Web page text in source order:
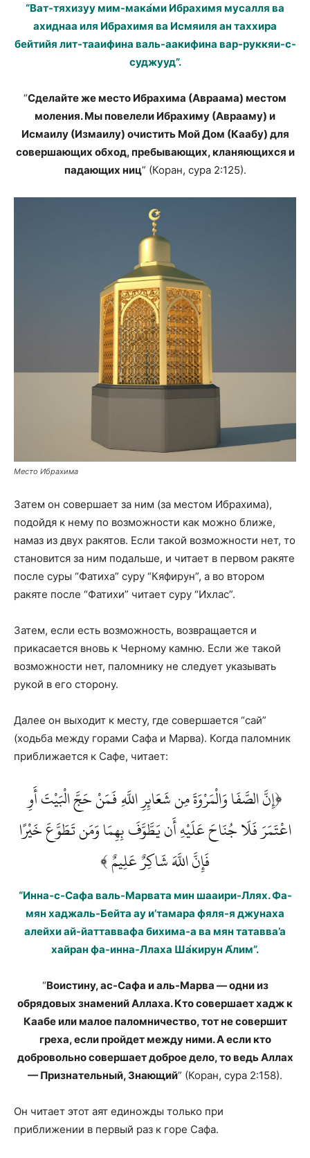
“Ват-тяхизуу мим-мака́ми Ибрахимя мусалля ва
ахиднаа иля Ибрахимя ва Исмяиля ан таххира
бейтийя лит-тааифина валь-аакифина вар-руккяи-с-
суджууд”.
“Сделайте же место Ибрахима (Авраама) местом
моления. Мы повелели Ибрахиму (Аврааму) и
Исмаилу (Измаилу) очистить Мой Дом (Каабу) для
совершающих обход, пребывающих, кланяющихся и
падающих ниц” (Коран, сура 2:125).
Место Ибрахима
Затем он совершает за ним (за местом Ибрахима),
подойдя к нему по возможности как можно ближе,
намаз из двух ракятов. Если такой возможности нет, то
становится за ним подальше, и читает в первом ракяте
после суры “Фатиха” суру “Кяфирун”, а во втором
ракяте после “Фатихи” читает суру “Ихлас”.
Затем, если есть возможность, возвращается и
прикасается вновь к Черному камню. Если же такой
возможности нет, паломнику не следует указывать
рукой в его сторону.
Далее он выходит к месту, где совершается “сай”
(ходьба между горами Сафа и Марва). Когда паломник
приближается к Сафе, читает:
﴿إِنَّ الصَّفَا وَالْمَرْوَةَ مِن شَعَائِرِ اللَّهِ فَمَنْ حَجَّ الْبَيْتَ أَوِ
اعْتَمَرَ فَلَا جُنَاحَ عَلَيْهِ أَن يَطَّوَّفَ بِهِمَا وَمَن تَطَوَّعَ خَيْرًا
فَإِنَّ اللَّهَ شَاكِرٌ عَلِيمٌ ﴾
“Инна-с-Сафа валь-Марвата мин шааири-Ллях. Фа-
мян хаджаль-Бейта ау и’тамара фяля-я джунаха
алейхи ай-йаттаввафа бихима-а ва мян татавва’а
хайран фа-инна-Ллаха Ша́кирун А́лим”.
“Воистину, ас-Сафа и аль-Марва — одни из
обрядовых знамений Аллаха. Кто совершает хадж к
Каабе или малое паломничество, тот не совершит
греха, если пройдет между ними. А если кто
добровольно совершает доброе дело, то ведь Аллах
— Признательный, Знающий” (Коран, сура 2:158).
Он читает этот аят единожды только при
приближении в первый раз к горе Сафа.